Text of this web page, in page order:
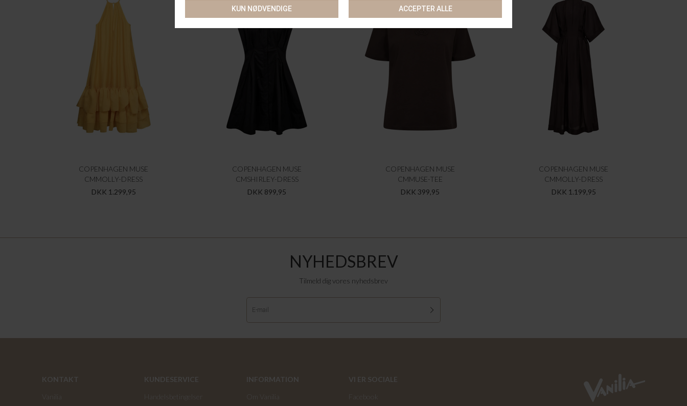
COPENHAGEN MUSE
CMMOLLY-DRESS
DKK 1.299,95
COPENHAGEN MUSE
CMSHIRLEY-DRESS
DKK 899,95
COPENHAGEN MUSE
CMMUSE-TEE
DKK 399,95
COPENHAGEN MUSE
CMMOLLY-DRESS
DKK 1.199,95
NYHEDSBREV
Tilmeld dig vores nyhedsbrev
KONTAKT
KUNDESERVICE
INFORMATION
VI ER SOCIALE